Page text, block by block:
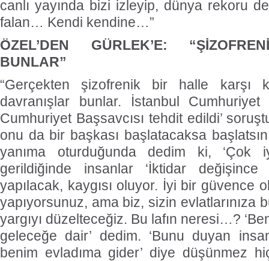
canlı yayında bizi izleyip, dünya rekoru
falan… Kendi kendine…”
ÖZEL’DEN GÜRLEK’E:
BUNLAR”
“Gerçekten şizofrenik bir halle karşı
davranışlar bunlar. İstanbul Cumhuriyet
Cumhuriyet Başsavcısı tehdit edildi’
onu da bir başkası başlatacaksa
yanıma oturduğunda dedim ki,
gerildiğinde insanlar ‘İktidar
yapılacak, kaygısı oluyor. İyi bir güvence
yapıyorsunuz, ama biz, sizin evlatlarınıza
yargıyı düzelteceğiz. Bu lafın neresi…?
geleceğe dair’ dedim. ‘Bunu duyan
benim evladıma gider’ diye düşünmez